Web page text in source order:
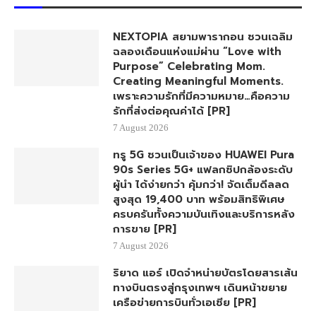
NEXTOPIA สยามพารากอน ชวนเฉลิม
ฉลองเดือนแห่งแม่ผ่าน “Love with
Purpose” Celebrating Mom.
Creating Meaningful Moments.
เพราะความรักที่มีความหมาย…คือความ
รักที่ส่งต่อคุณค่าได้ [PR]
7 August 2026
ทรู 5G ชวนเป็นเจ้าของ HUAWEI Pura
90s Series 5G+ แฟลกชิปกล้องระดับ
ผู้นำ ได้ง่ายกว่า คุ้มกว่า! จัดเต็มดีลลด
สูงสุด 19,400 บาท พร้อมสิทธิพิเศษ
ครบครันทั้งความบันเทิงและบริการหลัง
การขาย [PR]
7 August 2026
ริยาด แอร์ เปิดจำหน่ายบัตรโดยสารเส้น
ทางบินตรงสู่กรุงเทพฯ เดินหน้าขยาย
เครือข่ายการบินทั่วเอเชีย [PR]